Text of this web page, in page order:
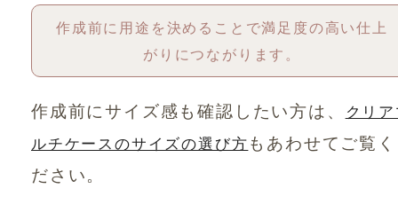
作成前に用途を決めることで満足度の高い仕上
がりにつながります。
作成前にサイズ感も確認したい方は、
クリ
ルチケースのサイズの選び方もあわせてご覧く
ださい。